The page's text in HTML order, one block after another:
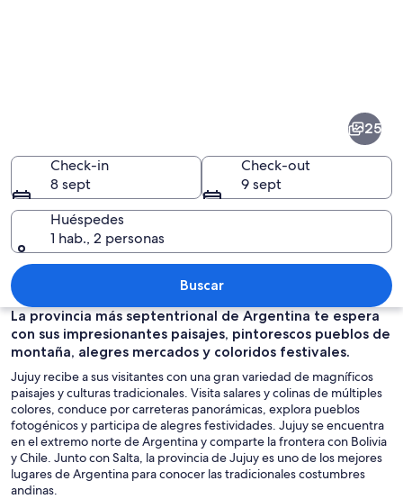
Una cordillera con capas definidas
25
Check-in
8 sept
Check-out
9 sept
Huéspedes
1 hab., 2 personas
Buscar
La provincia más septentrional de Argentina te espera
con sus impresionantes paisajes, pintorescos pueblos de
montaña, alegres mercados y coloridos festivales.
Jujuy recibe a sus visitantes con una gran variedad de magníficos
paisajes y culturas tradicionales. Visita salares y colinas de múltiples
colores, conduce por carreteras panorámicas, explora pueblos
fotogénicos y participa de alegres festividades. Jujuy se encuentra
en el extremo norte de Argentina y comparte la frontera con Bolivia
y Chile. Junto con Salta, la provincia de Jujuy es uno de los mejores
lugares de Argentina para conocer las tradicionales costumbres
andinas.